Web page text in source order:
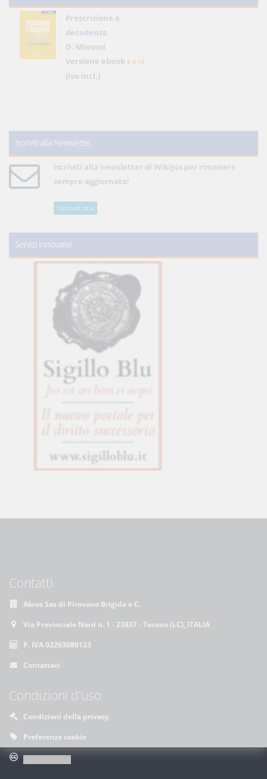
Prescrizione e
decadenza
D. Minussi
Versione ebook € 4,19
(iva incl.)
Iscriviti alla Newsletter
Iscriviti alla newsletter di WikiJus per rimanere
sempre aggiornato!
Iscriviti ora
Servizi innovativi
Contatti
Akros Sas di Pirovano Brigida e C.
Via Provinciale Nord n. 1 - 23837 - Taceno (LC), ITALIA
P. IVA 02263080133
Contattaci
Condizioni d'uso
Condizioni della privacy
Preferenze cookie